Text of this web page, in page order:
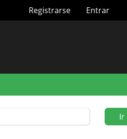
Registrarse Entrar
Ir